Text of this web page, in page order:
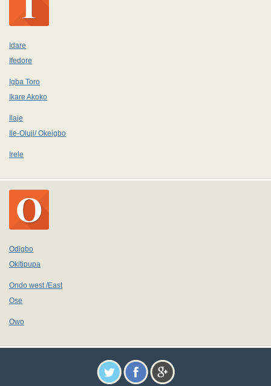
Idare
Ifedore
Igba Toro
Ikare Akoko
Ilaje
Ile-Oluji/ Okeigbo
Irele
Odigbo
Okitipupa
Ondo west /East
Ose
Owo